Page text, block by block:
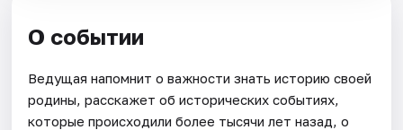
О событии
Ведущая напомнит о важности знать историю своей
родины, расскажет об исторических событиях,
которые происходили более тысячи лет назад, о